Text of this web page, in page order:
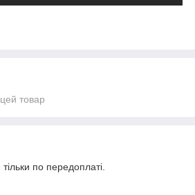
товар
по передоплаті.